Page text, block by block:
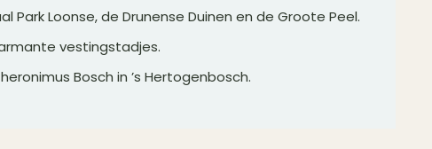
Park Loonse, de Drunense Duinen en de Groote Peel.
vestingstadjes.
Bosch in ’s Hertogenbosch.